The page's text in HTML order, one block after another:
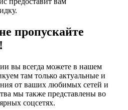
пропускайте
вы всегда можете в нашем
там только актуальные и
от ваших любимых сетей и
мы также представлены во
соцсетях.